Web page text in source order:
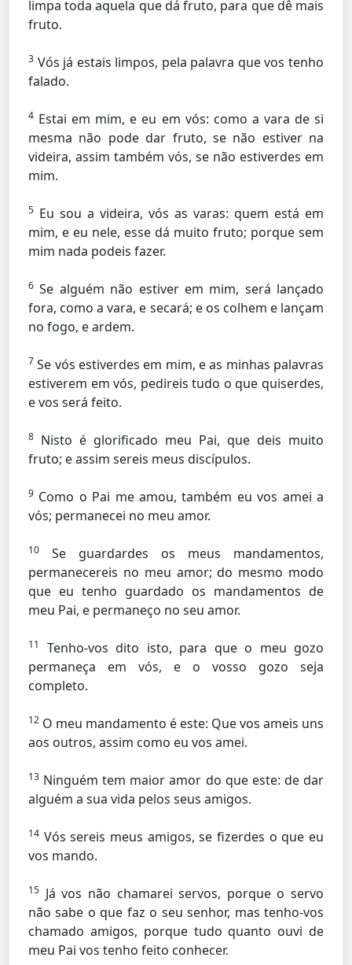
limpa toda aquela que dá fruto, para que dê mais
fruto.
3 Vós já estais limpos, pela palavra que vos tenho
falado.
4 Estai em mim, e eu em vós: como a vara de si
mesma não pode dar fruto, se não estiver na
videira, assim também vós, se não estiverdes em
mim.
5 Eu sou a videira, vós as varas: quem está em
mim, e eu nele, esse dá muito fruto; porque sem
mim nada podeis fazer.
6 Se alguém não estiver em mim, será lançado
fora, como a vara, e secará; e os colhem e lançam
no fogo, e ardem.
7 Se vós estiverdes em mim, e as minhas palavras
estiverem em vós, pedireis tudo o que quiserdes,
e vos será feito.
8 Nisto é glorificado meu Pai, que deis muito
fruto; e assim sereis meus discípulos.
9 Como o Pai me amou, também eu vos amei a
vós; permanecei no meu amor.
10
Se guardardes os meus mandamentos,
permanecereis no meu amor; do mesmo modo
que eu tenho guardado os mandamentos de
meu Pai, e permaneço no seu amor.
11
Tenho-vos dito isto, para que o meu gozo
permaneça em vós, e o vosso gozo seja
completo.
12 O meu mandamento é este: Que vos ameis uns
aos outros, assim como eu vos amei.
13 Ninguém tem maior amor do que este: de dar
alguém a sua vida pelos seus amigos.
14 Vós sereis meus amigos, se fizerdes o que eu
vos mando.
15 Já vos não chamarei servos, porque o servo
não sabe o que faz o seu senhor, mas tenho-vos
chamado amigos, porque tudo quanto ouvi de
meu Pai vos tenho feito conhecer.